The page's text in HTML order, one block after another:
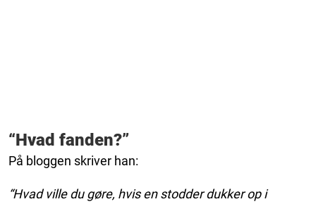
“Hvad fanden?”
På bloggen skriver han:
“Hvad ville du gøre, hvis en stodder dukker op i